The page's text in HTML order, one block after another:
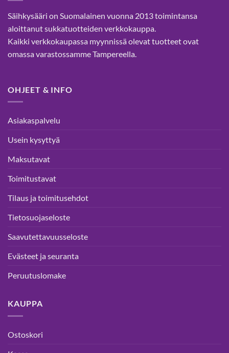
tuotteen
sivulla.
Säihkysääri on Suomalainen vuonna 2013 toimintansa
aloittanut sukkatuotteiden verkkokauppa.
Kaikki verkkokaupassa myynnissä olevat tuotteet ovat
omassa varastossamme Tampereella.
OHJEET & INFO
Asiakaspalvelu
Usein kysyttyä
Maksutavat
Toimitustavat
Tilaus ja toimitusehdot
Tietosuojaseloste
Saavutettavuusseloste
Evästeet ja seuranta
Peruutuslomake
KAUPPA
Ostoskori